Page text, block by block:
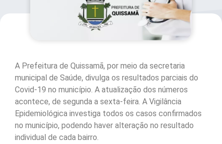
A Prefeitura de Quissamã, por meio da secretaria
municipal de Saúde, divulga os resultados parciais do
Covid-19 no município. A atualização dos números
acontece, de segunda a sexta-feira. A Vigilância
Epidemiológica investiga todos os casos confirmados
no município, podendo haver alteração no resultado
individual de cada bairro.